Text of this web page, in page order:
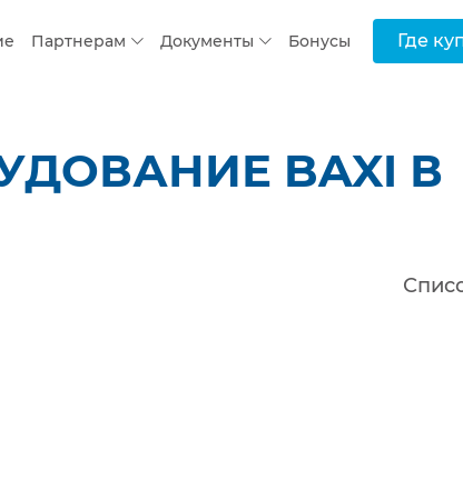
Партнерам Документы Бонусы Где
BAXI В